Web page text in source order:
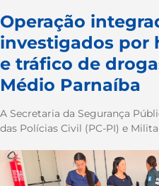
Operação
investigados por
e tráfico de
Médio Parnaíba
A Secretaria da Segurança
das Polícias Civil (PC-PI) e